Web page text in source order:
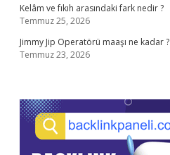
Kelâm ve fıkıh arasındaki fark nedir ?
Temmuz 25, 2026
Jimmy Jip Operatörü maaşı ne kadar ?
Temmuz 23, 2026